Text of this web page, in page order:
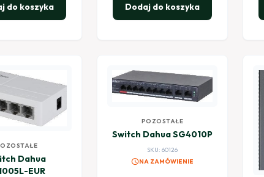
do koszyka Dodaj do koszyka
Dahua
EUR
POZOSTAŁE
Switch Dahua SG4010P
SKU: 60126
scheduleNA ZAMÓWIENIE